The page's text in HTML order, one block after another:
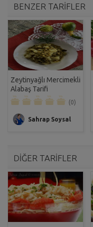
BENZER TARİFLER
Zeytinyağlı Mercimekli
Alabaş Tarifi
(0)
Sahrap Soysal
DİĞER TARİFLER